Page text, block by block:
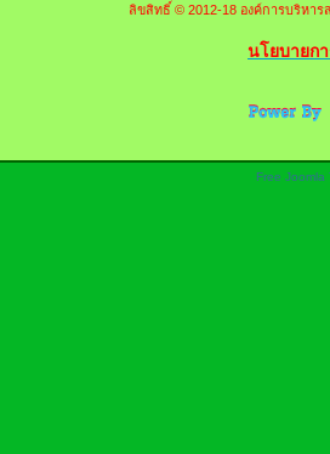
ลิขสิทธิ์ © 2012-18 องค์การบริหา
นโยบายก
Free